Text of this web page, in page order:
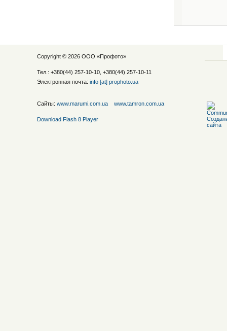
Copyright © 2026 ООО «Профото»
Тел.: +380(44) 257-10-10, +380(44) 257-10-11
Электронная почта: info [at] prophoto.ua
Сайты: www.marumi.com.ua www.tamron.com.ua
Download Flash 8 Player